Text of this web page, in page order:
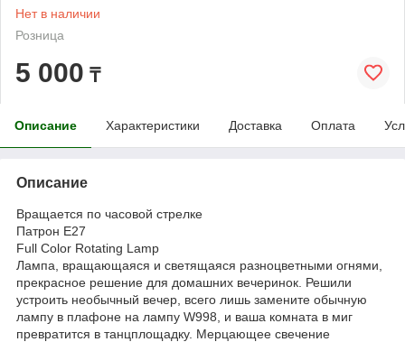
Нет в наличии
Розница
5 000 ₸
Описание Характеристики Доставка Оплата
Описание
Вращается по часовой стрелке
Патрон E27
Full Color Rotating Lamp
Лампа, вращающаяся и светящаяся разноцветными огнями,
прекрасное решение для домашних вечеринок. Решили
устроить необычный вечер, всего лишь замените обычную
лампу в плафоне на лампу W998, и ваша комната в миг
превратится в танцплощадку. Мерцающее свечение